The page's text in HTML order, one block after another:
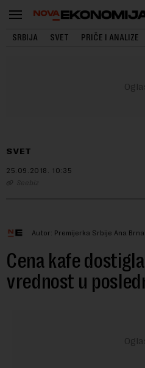
SRBIJA SVET PRIČE I ANALIZE
SVET
25.09.2018. 10:35
Seebiz
Autor: Premijerka Srbije Ana
Cena kafe
vrednost u